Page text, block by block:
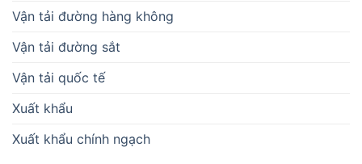
Vận tải đường hàng không
Vận tải đường sắt
Vận tải quốc tế
Xuất khẩu
Xuất khẩu chính ngạch